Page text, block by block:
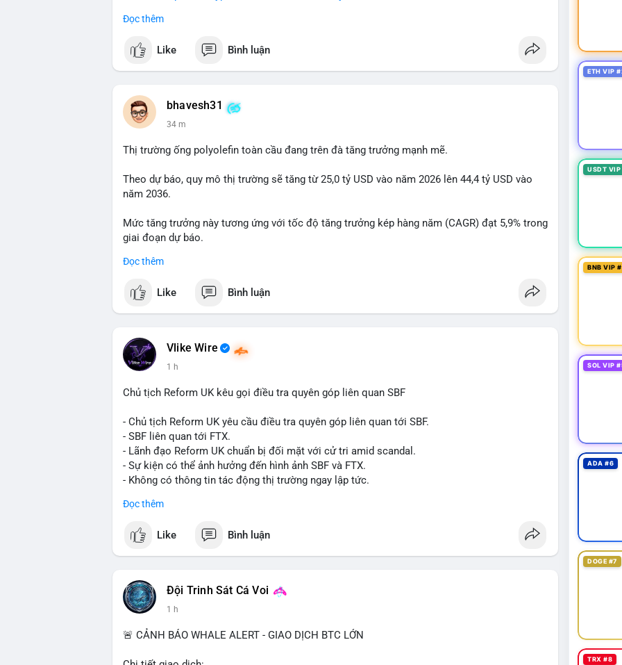
$usdc
#vlikevn #titanbot
Đọc thêm
Like Bình luận
bhavesh31
34 m
Thị trường ống polyolefin toàn cầu đang trên đà tăng trưởng mạnh mẽ.
Theo dự báo, quy mô thị trường sẽ tăng từ 25,0 tỷ USD vào năm 2026 lên 44,4 tỷ USD vào
năm 2036.
Mức tăng trưởng này tương ứng với tốc độ tăng trưởng kép hàng năm (CAGR) đạt 5,9% trong
giai đoạn dự báo.
Đây là tín hiệu tích cực cho các nhà sản xuất, nhà phân phối và nhà đầu tư trong ngành vật
Bạn đánh giá thế nào về tiềm năng của dòng sản phẩm ống nhựa polyolefin trong tương lai?
Đọc thêm
Like Bình luận
Vlike Wire
1 h
Chủ tịch Reform UK kêu gọi điều tra quyên góp liên quan SBF
- Chủ tịch Reform UK yêu cầu điều tra quyên góp liên quan tới SBF.
- SBF liên quan tới FTX.
- Lãnh đạo Reform UK chuẩn bị đối mặt với cử tri amid scandal.
- Sự kiện có thể ảnh hưởng đến hình ảnh SBF và FTX.
- Không có thông tin tác động thị trường ngay lập tức.
#vlikevn #titanbot
📰 Nguồn: Cointelegraph
Đọc thêm
Like Bình luận
Đội Trinh Sát Cá Voi
1 h
🚨 CẢNH BÁO WHALE ALERT - GIAO DỊCH BTC LỚN
ETH VIP
USDT
BNB VIP
SOL VIP
ADA #6
DOGE #7
TRX #8